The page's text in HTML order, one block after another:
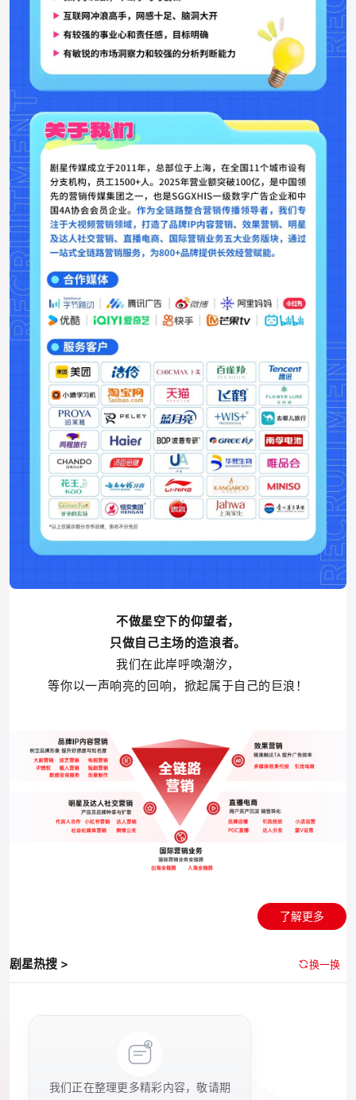
不做星空下的仰望者，
只做自己主场的造浪者。
我们在此岸呼唤潮汐，
等你以一声响亮的回响，掀起属于自己的巨浪！
了解更多
剧星热搜 > 换一换
我们正在整理更多精彩内容，敬请期